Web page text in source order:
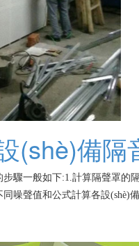
(shè)備隔
驟一般如下:1.計算隔聲罩的
噪聲值和公式計算各設(shè)